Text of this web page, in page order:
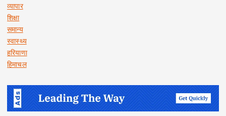
व्यापार
शिक्षा
समान्य
स्वास्थ्य
हरियाणा
हिमाचल